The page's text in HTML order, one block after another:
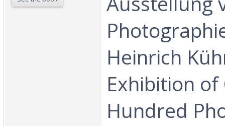
Heinrich
Exhibition of
Hundred